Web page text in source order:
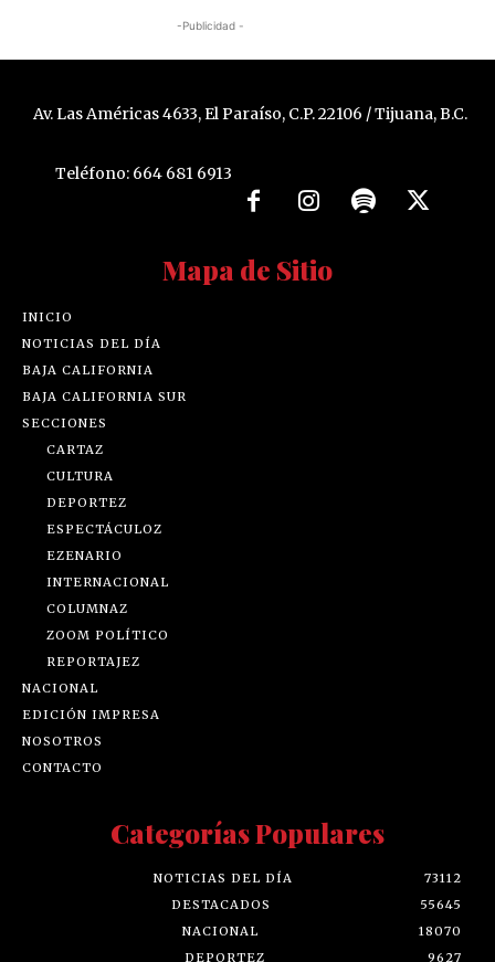
-Publicidad -
Av. Las Américas 4633, El Paraíso, C.P. 22106 / Tijuana, B.C.
Teléfono: 664 681 6913
Mapa de Sitio
INICIO
NOTICIAS DEL DÍA
BAJA CALIFORNIA
BAJA CALIFORNIA SUR
SECCIONES
CARTAZ
CULTURA
DEPORTEZ
ESPECTÁCULOZ
EZENARIO
INTERNACIONAL
COLUMNAZ
ZOOM POLÍTICO
REPORTAJEZ
NACIONAL
EDICIÓN IMPRESA
NOSOTROS
CONTACTO
Categorías Populares
NOTICIAS DEL DÍA
73112
DESTACADOS
55645
NACIONAL
18070
DEPORTEZ
9627